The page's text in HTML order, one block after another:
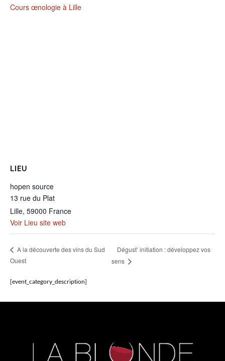
Cours œnologie à Lille
LIEU
hopen source
13 rue du Plat
Lille, 59000 France
Voir Lieu site web
A la découverte des vins du Sud
Ouest
Dégust’ initiation : développez vos
sens
[event_category_description]